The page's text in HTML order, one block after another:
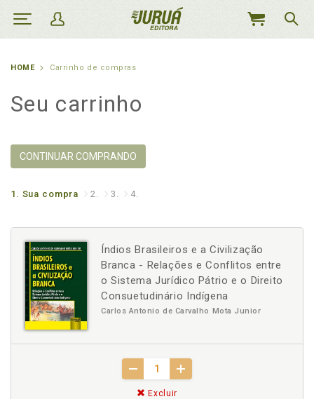
MEU
HOME Carrinho de compras
Seu carrinho
CONTINUAR COMPRANDO
1. Sua compra 2. 3. 4.
Índios Brasileiros e a Civilização
Branca - Relações e Conflitos entre
o Sistema Jurídico Pátrio e o Direito
Consuetudinário Indígena
Carlos Antonio de Carvalho Mota Junior
Excluir